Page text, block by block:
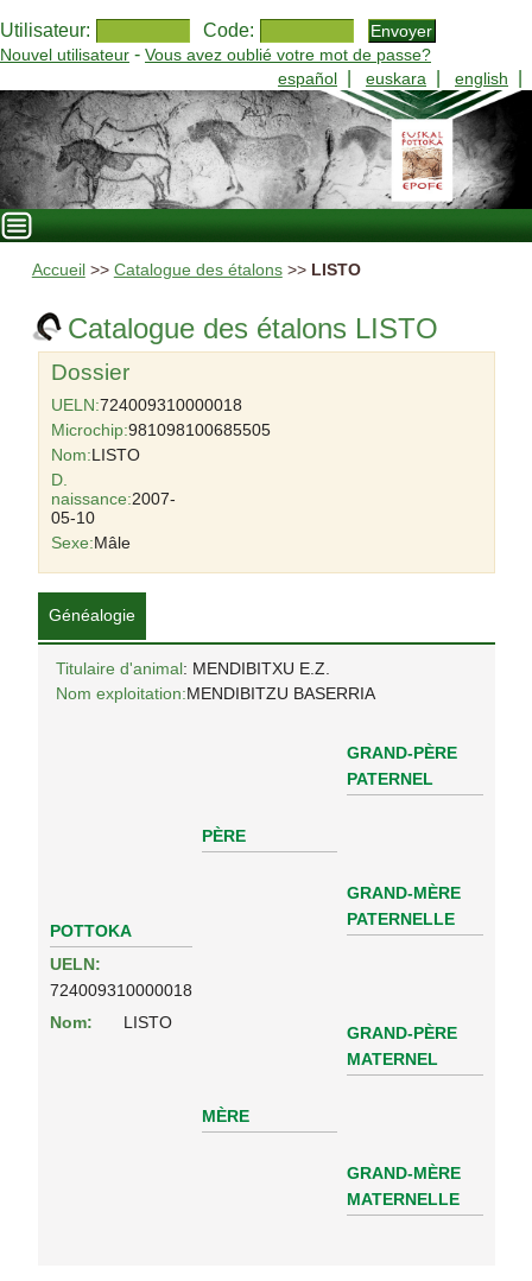
Utilisateur: Code:
Nouvel utilisateur - Vous avez oublié votre mot de passe?
español
euskara english
Accueil >> Catalogue des étalons>> LISTO
Catalogue des étalons LISTO
Dossier
UELN:724009310000018
Microchip:981098100685505
Nom:LISTO
D.
naissance:2007-
05-10
Sexe:Mâle
Généalogie
Titulaire d'animal: MENDIBITXU E.Z.
Nom exploitation:MENDIBITZU BASERRIA
POTTOKA
UELN:
724009310000018
Nom:
LISTO
PÈRE
GRAND-PÈRE
PATERNEL
GRAND-MÈRE
PATERNELLE
MÈRE
GRAND-PÈRE
MATERNEL
GRAND-MÈRE
MATERNELLE